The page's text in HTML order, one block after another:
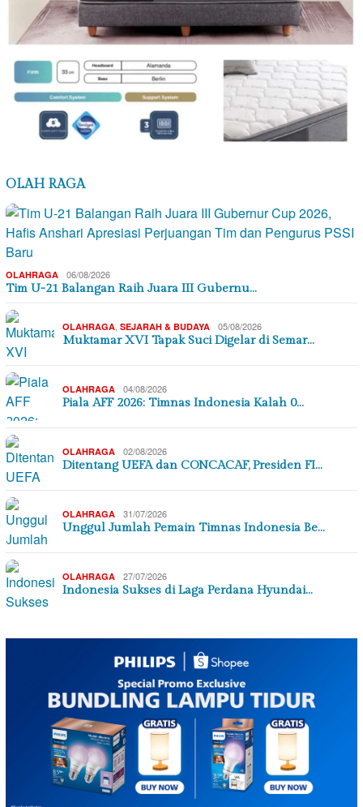
OLAH RAGA
OLAHRAGA 06/08/2026
Tim U-21 Balangan Raih Juara III Gubernu…
OLAHRAGA SEJARAH & BUDAYA 05/08/2026
Muktamar XVI Tapak Suci Digelar di Semar…
OLAHRAGA 04/08/2026
Piala AFF 2026: Timnas Indonesia Kalah 0…
OLAHRAGA 02/08/2026
Ditentang UEFA dan CONCACAF, Presiden FI…
OLAHRAGA 31/07/2026
Unggul Jumlah Pemain Timnas Indonesia Be…
OLAHRAGA 27/07/2026
Indonesia Sukses di Laga Perdana Hyundai…